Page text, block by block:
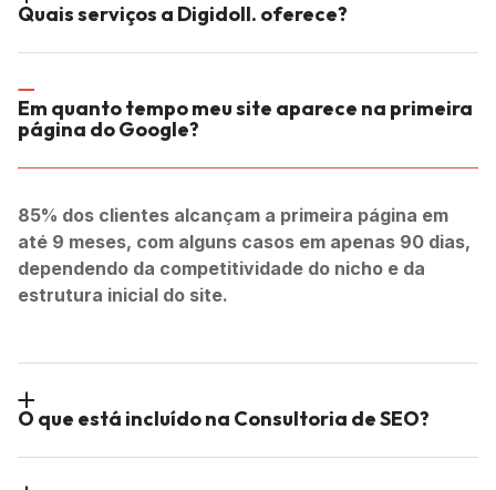
Quais serviços a Digidoll. oferece?
Em quanto tempo meu site aparece na primeira
página do Google?
85% dos clientes alcançam a primeira página em
até 9 meses, com alguns casos em apenas 90 dias,
dependendo da competitividade do nicho e da
estrutura inicial do site.
O que está incluído na Consultoria de SEO?